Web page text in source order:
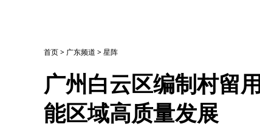
首页> 广东频道 >星阵
广州白云区编制村留
能区域高质量发展